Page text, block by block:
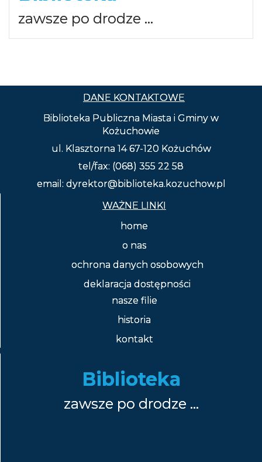
zawsze po drodze …
DANE KONTAKTOWE
Biblioteka Publiczna Miasta i Gminy w
Kożuchowie
ul. Klasztorna 14 67-120 Kożuchów
tel/fax: (068) 355 22 58
email: dyrektor@biblioteka.kozuchow.pl
WAŻNE LINKI
home
o nas
ochrona danych osobowych
deklaracja dostępności
nasze filie
historia
kontakt
Biblioteka
zawsze po drodze …